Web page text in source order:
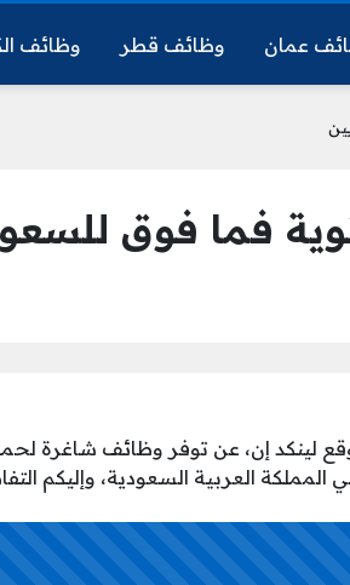
عمان وظائف قطر وظائف
فما فوق
إن، عن توفر وظائف شاغرة لحملة
العربية السعودية، وإليكم